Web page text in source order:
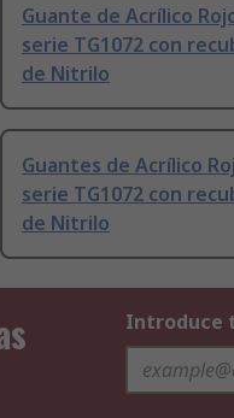
Guante de Acrílico
serie TG1072 con
de Nitrilo
Guantes de Acrílico
serie TG1072 con
de Nitrilo
Introduce